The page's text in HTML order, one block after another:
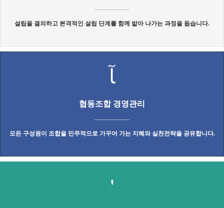
설립을 결의하고 본격적인 설립 단계를 함께 밟아 나가는 과정을 돕습니다.
협동조합 경영관리
모든 구성원이 조합을 민주적으로 가꾸어 가는 지혜와 실천전략을 공유합니다.